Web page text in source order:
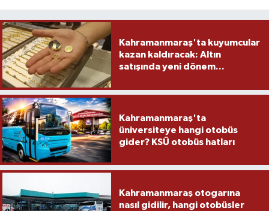
Kahramanmaraş'ta kuyumcular
kazan kaldıracak: Altın
satışında yeni dönem...
Kahramanmaraş'ta
üniversiteye hangi otobüs
gider? KSÜ otobüs hatları
Kahramanmaraş otogarına
nasıl gidilir, hangi otobüsler